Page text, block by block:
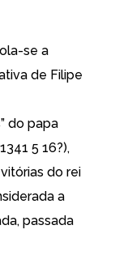
se a
de Filipe
do papa
5 16?),
do rei
a
passada